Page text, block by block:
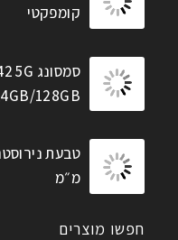
קומפקטי
4GB/128GB, דואל סים
מ״מ
חפשו מוצרים